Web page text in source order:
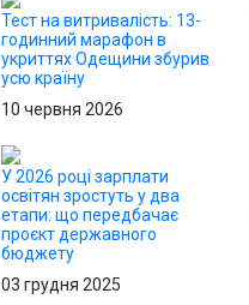
Тест на витривалість: 13-
годинний марафон в
укриттях Одещини збурив
усю країну
10 червня 2026
У 2026 році зарплати
освітян зростуть у два
етапи: що передбачає
проєкт державного
бюджету
03 грудня 2025